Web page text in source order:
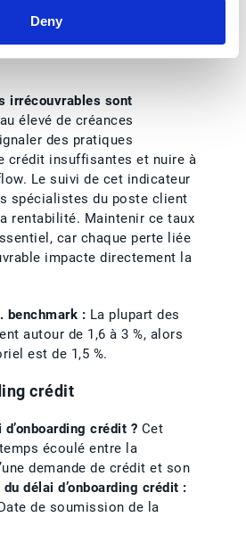
Deny
être encaissée.
:
/ Chiffre d’affaires total) x
irrécouvrables sont
élevé de créances
des pratiques
crédit insuffisantes et nuire à
Le suivi de cet indicateur
spécialistes du poste client
rentabilité. Maintenir ce taux
car chaque perte liée
impacte directement la
benchmark : La plupart des
autour de 1,6 à 3 %, alors
est de 1,5 %.
crédit
crédit ? Cet
écoulé entre la
demande de crédit et son
du délai d’onboarding crédit :
de soumission de la